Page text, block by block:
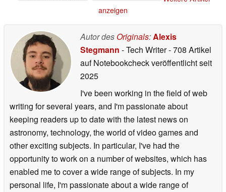
anzeigen
Autor des Originals:Alexis
Stegmann - Tech Writer- 708 Artikel
auf Notebookcheck veröffentlichtseit
2025
I've been working in the field of web
writing for several years, and I'm passionate about
keeping readers up to date with the latest news on
astronomy, technology, the world of video games and
other exciting subjects. In particular, I've had the
opportunity to work on a number of websites, which has
enabled me to cover a wide range of subjects. In my
personal life, I'm passionate about a wide range of